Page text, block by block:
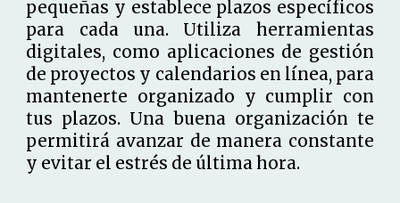
pequeñas y establece plazos específicos
para cada una. Utiliza herramientas
digitales, como aplicaciones de gestión
de proyectos y calendarios en línea, para
mantenerte organizado y cumplir con
tus plazos. Una buena organización te
permitirá avanzar de manera constante
y evitar el estrés de última hora.